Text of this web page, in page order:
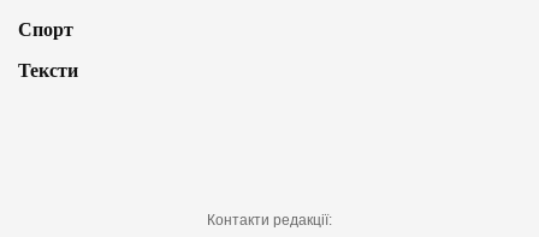
Спорт
Тексти
Контакти редакції: